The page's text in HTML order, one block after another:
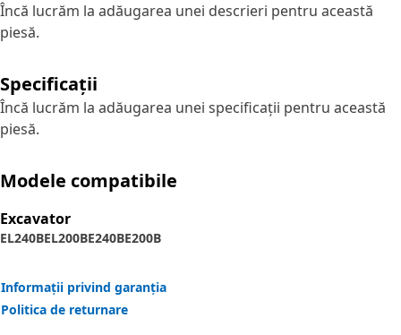
Încă lucrăm la adăugarea unei descrieri pentru această
piesă.
Specificații
Încă lucrăm la adăugarea unei specificații pentru această
piesă.
Modele compatibile
Excavator
EL240BEL200BE240BE200B
Informații privind garanția
Politica de returnare